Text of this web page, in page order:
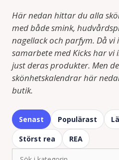
Här nedan hittar du alla
med både smink,
nagellack och parfym. Då
samarbete med Kicks har
just deras produkter. Men
skönhetskalendrar här
butik.
Senast Populärast
Störst rea REA